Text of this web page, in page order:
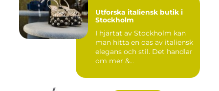
Utforska italiensk butik i
Stockholm
I hjärtat av Stockholm kan
man hitta en oas av italiensk
elegans och stil. Det handlar
om mer &...